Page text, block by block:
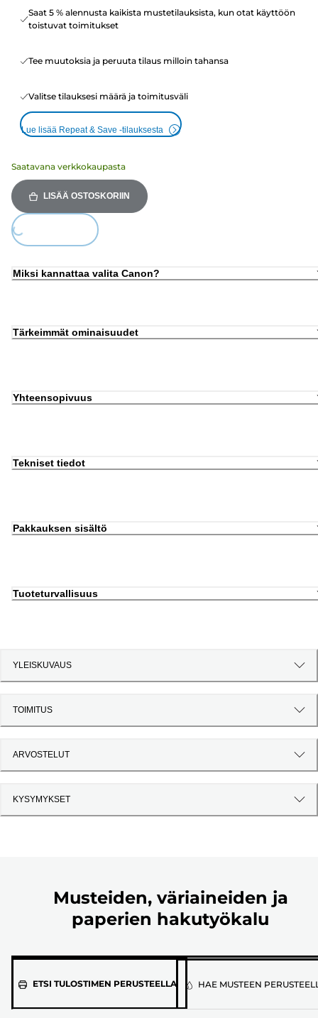
Saat 5 % alennusta kaikista mustetilauksista, kun otat käyttöön
toistuvat toimitukset
Tee muutoksia ja peruuta tilaus milloin tahansa
Valitse tilauksesi määrä ja toimitusväli
Lue lisää Repeat & Save -tilauksesta
Saatavana verkkokaupasta
LISÄÄ OSTOSKORIIN
Loading...
Miksi kannattaa valita Canon?
Tärkeimmät ominaisuudet
Yhteensopivuus
Tekniset tiedot
Pakkauksen sisältö
Tuoteturvallisuus
YLEISKUVAUS
TOIMITUS
ARVOSTELUT
KYSYMYKSET
Musteiden, väriaineiden ja
paperien hakutyökalu
ETSI TULOSTIMEN PERUSTEELLAValitseHAE MUSTEEN